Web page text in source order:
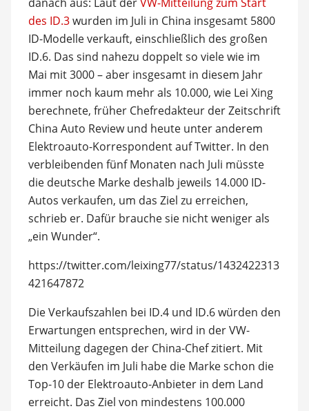
des ID.3wurden im Juli in China insgesamt 5800
ID-Modelle verkauft, einschließlich des großen
ID.6. Das sind nahezu doppelt so viele wie im
Mai mit 3000 – aber insgesamt in diesem Jahr
immer noch kaum mehr als 10.000, wie Lei Xing
berechnete, früher Chefredakteur der Zeitschrift
China Auto Review und heute unter anderem
Elektroauto-Korrespondent auf Twitter. In den
verbleibenden fünf Monaten nach Juli müsste
die deutsche Marke deshalb jeweils 14.000 ID-
Autos verkaufen, um das Ziel zu erreichen,
schrieb er. Dafür brauche sie nicht weniger als
„ein Wunder“.
https://twitter.com/leixing77/status/1432422313
421647872
Die Verkaufszahlen bei ID.4 und ID.6 würden den
Erwartungen entsprechen, wird in der VW-
Mitteilung dagegen der China-Chef zitiert. Mit
den Verkäufen im Juli habe die Marke schon die
Top-10 der Elektroauto-Anbieter in dem Land
erreicht. Das Ziel von mindestens 100.000